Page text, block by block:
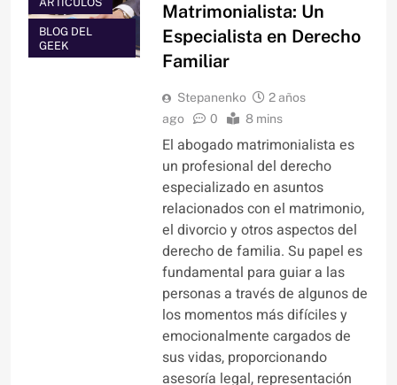
BLOG DEL
GEEK
Matrimonialista: Un
Especialista en Derecho
Familiar
Stepanenko
2 años
ago
0 8 mins
El abogado matrimonialista es
un profesional del derecho
especializado en asuntos
relacionados con el matrimonio,
el divorcio y otros aspectos del
derecho de familia. Su papel es
fundamental para guiar a las
personas a través de algunos de
los momentos más difíciles y
emocionalmente cargados de
sus vidas, proporcionando
asesoría legal, representación